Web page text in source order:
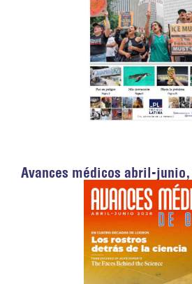
Avances médicos abril-